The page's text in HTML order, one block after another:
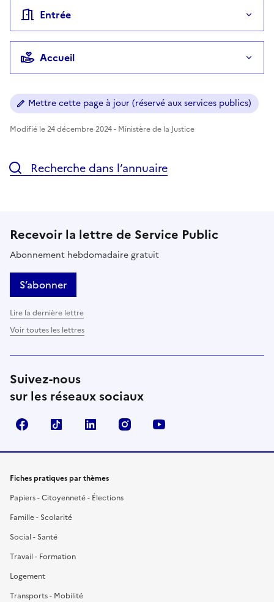
Entrée
Accueil
Mettre cette page à jour (réservé aux services publics)
Modifié le 24 décembre 2024 - Ministère de la Justice
Recherche dans l’annuaire
Recevoir la lettre de Service Public
Abonnement hebdomadaire gratuit
S’abonner
Lire la dernière lettre
Voir toutes les lettres
Suivez-nous
sur les réseaux sociaux
FacebookTikTok LinkedIn Instagram
Fiches pratiques par thèmes
Papiers - Citoyenneté - Élections
Famille - Scolarité
Social - Santé
Travail - Formation
Logement
Transports - Mobilité